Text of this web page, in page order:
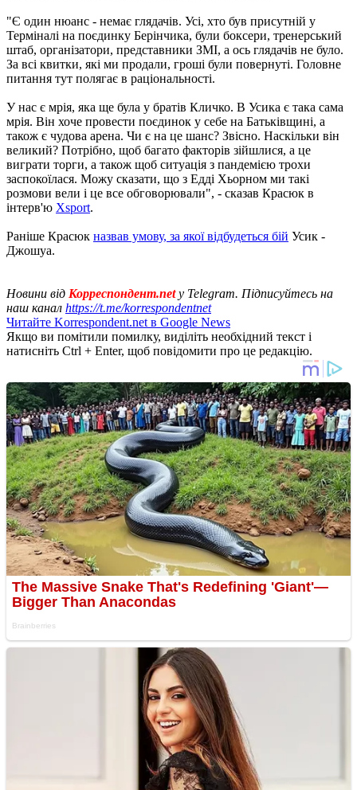
"Є один нюанс - немає глядачів. Усі, хто був присутній у
Терміналі на поєдинку Берінчика, були боксери, тренерський
штаб, організатори, представники ЗМІ, а ось глядачів не було.
За всі квитки, які ми продали, гроші були повернуті. Головне
питання тут полягає в раціональності.
У нас є мрія, яка ще була у братів Кличко. В Усика є така сама
мрія. Він хоче провести поєдинок у себе на Батьківщині, а
також є чудова арена. Чи є на це шанс? Звісно. Наскільки він
великий? Потрібно, щоб багато факторів зійшлися, а це
виграти торги, а також щоб ситуація з пандемією трохи
заспокоїлася. Можу сказати, що з Едді Хьорном ми такі
розмови вели і це все обговорювали", - сказав Красюк в
інтерв'ю Xsport.
Раніше Красюк назвав умову, за якої відбудеться бій Усик -
Джошуа.
Новини від Корреспондент.netу Telegram. Підписуйтесь на
наш канал https://t.me/korrespondentnet
Читайте Korrespondent.net в Google News
Якщо ви помітили помилку, виділіть необхідний текст і
натисніть Ctrl + Enter, щоб повідомити про це редакцію.